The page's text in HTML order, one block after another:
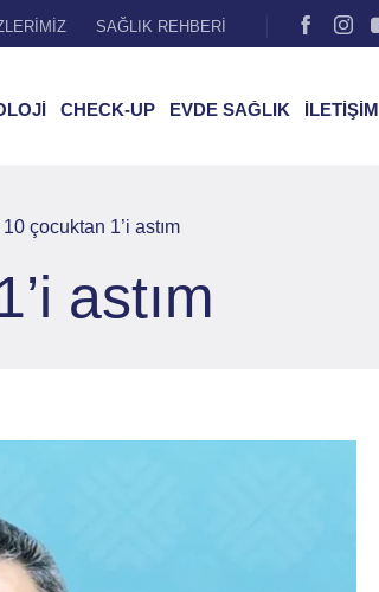
SAĞLIK REHBERİ
CHECK-UP EVDE SAĞLIK İLETİŞİM
10 çocuktan 1’i astım
astım